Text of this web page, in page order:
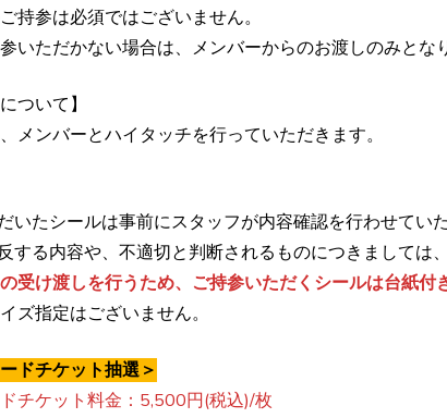
持参は必須ではございません。
いただかない場合は、メンバーからのお渡しのみとな
ついて】
メンバーとハイタッチを行っていただきます。
いたシールは事前にスタッフが内容確認を行わせていた
する内容や、不適切と判断されるものにつきましては
受け渡しを行うため、ご持参いただくシールは台紙付
ズ指定はございません。
ドチケット抽選＞
チケット料金：5,500円(税込)/枚